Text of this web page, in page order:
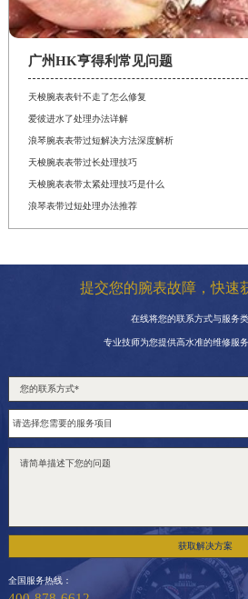
广州HK亨得利常见问题
天梭腕表表针不走了怎么修复
爱彼进水了处理办法详解
浪琴腕表表带过短解决方法深度解析
天梭腕表表带过长处理技巧
天梭腕表表带太紧处理技巧是什么
浪琴表带过短处理办法推荐
提交您的腕表故障，快速
在线将您的联系方式与服务
专业技师为您提供高水准的维修服
获取解决方案
全国服务热线：